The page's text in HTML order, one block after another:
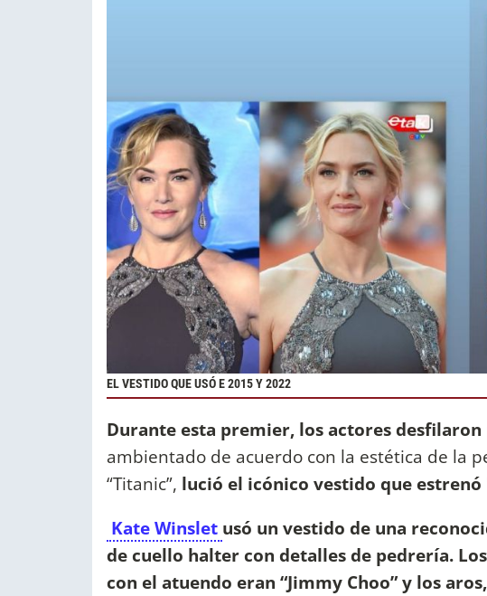
EL VESTIDO QUE USÓ E 2015 Y 2022
Durante esta premier, los actores
ambientado de acuerdo con la estética de la
“Titanic”, lució el icónico vestido que estrenó
Kate Winslet usó un vestido de una
de cuello halter con detalles de pedrería.
con el atuendo eran “Jimmy Choo” y los